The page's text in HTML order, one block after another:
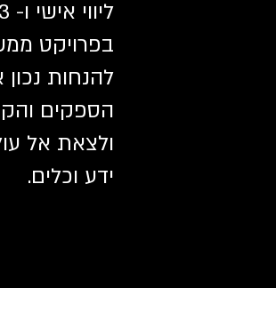
בפרויקט
להנחות
הספקים
ולצאת אל
ידע וכלים.